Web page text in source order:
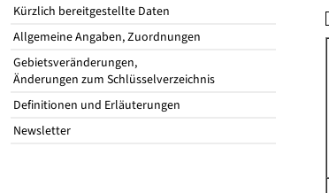
Kürzlich bereitgestellte Daten
Allgemeine Angaben, Zuordnungen
Gebietsveränderungen,
Änderungen zum Schlüsselverzeichnis
Definitionen und Erläuterungen
Newsletter